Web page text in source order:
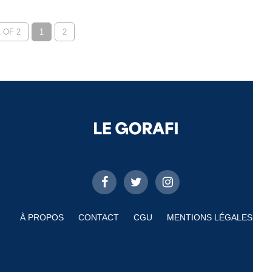
OF 2 1 2
À PROPOS CONTACT CGU MENTIONS LÉGALES